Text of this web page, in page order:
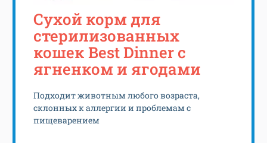
Сухой корм для
стерилизованных
кошек Best Dinner с
ягненком и ягодами
Подходит животным любого возраста,
склонных к аллергии и проблемам с
пищеварением